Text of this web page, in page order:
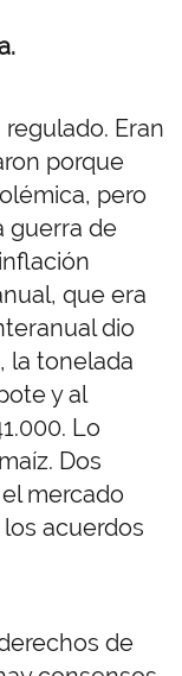
Eran
porque
pero
guerra de
que era
dio
la tonelada
y al
Lo
Dos
mercado
acuerdos
de